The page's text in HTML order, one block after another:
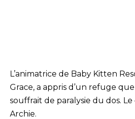
L’animatrice de Baby Kitten
Grace, a appris d’un refuge
souffrait de paralysie du dos. Le
Archie.